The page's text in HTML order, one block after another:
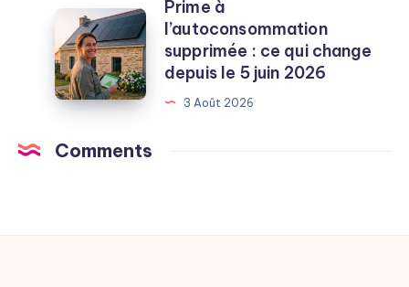
liste
des
pompes
agréées
Prime
l’autoconsommation
supprimée
qui
Prime à
l’autoconsommation
supprimée : ce qui change
depuis le 5 juin 2026
3 Août 2026
Comments